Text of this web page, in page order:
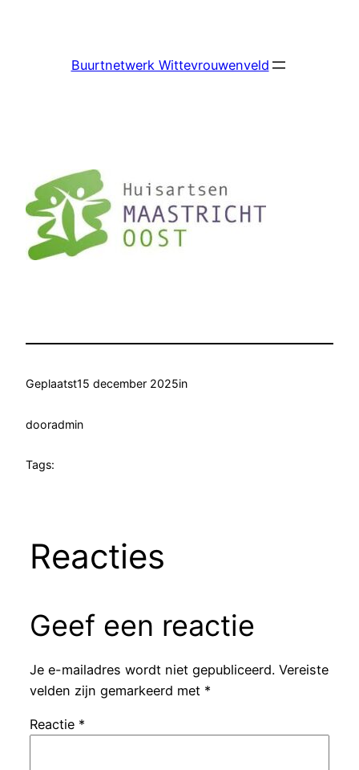
Buurtnetwerk Wittevrouwenveld
Geplaatst15 december 2025in
dooradmin
Tags:
Reacties
Geef een reactie
Je e-mailadres wordt niet gepubliceerd. Vereiste
velden zijn gemarkeerd met *
Reactie *